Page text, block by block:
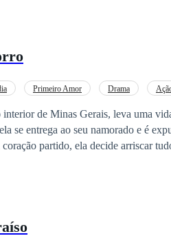
Inteligente, ousada e implacável,
onde pode ir. O que começa como
se está disposta a pagar o preço por
nada é intocável.
Primeiro Amor Drama
de Minas Gerais, leva uma
se entrega ao seu namorado e é
partido, ela decide arriscar
do que conhecia. Enquanto
vida, Larissa cruza o caminho de